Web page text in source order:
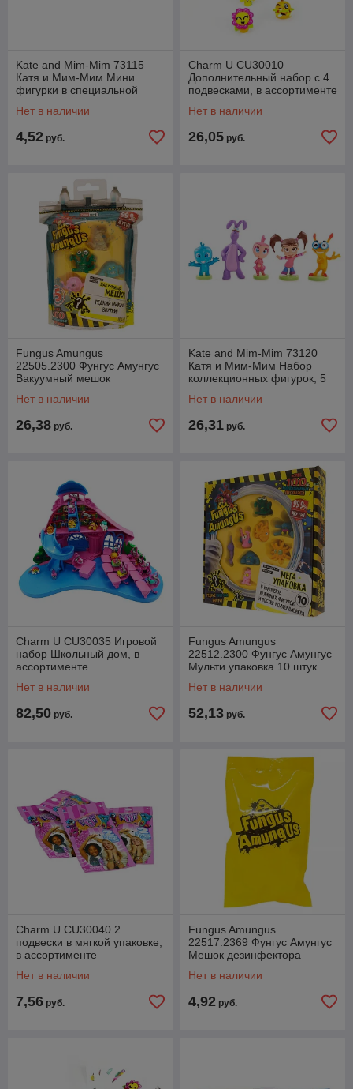
Kate and Mim-Mim 73115
Катя и Мим-Мим Мини
фигурки в специальной
Нет в наличии
4,52 руб.
Charm U CU30010
Дополнительный набор с 4
подвесками, в ассортименте
Нет в наличии
26,05 руб.
Fungus Amungus
22505.2300 Фунгус Амунгус
Вакуумный мешок
Нет в наличии
26,38 руб.
Kate and Mim-Mim 73120
Катя и Мим-Мим Набор
коллекционных фигурок, 5
Нет в наличии
26,31 руб.
Charm U CU30035 Игровой
набор Школьный дом, в
ассортименте
Нет в наличии
82,50 руб.
Fungus Amungus
22512.2300 Фунгус Амунгус
Мульти упаковка 10 штук
Нет в наличии
52,13 руб.
Charm U CU30040 2
подвески в мягкой упаковке,
в ассортименте
Нет в наличии
7,56 руб.
Fungus Amungus
22517.2369 Фунгус Амунгус
Мешок дезинфектора
Нет в наличии
4,92 руб.